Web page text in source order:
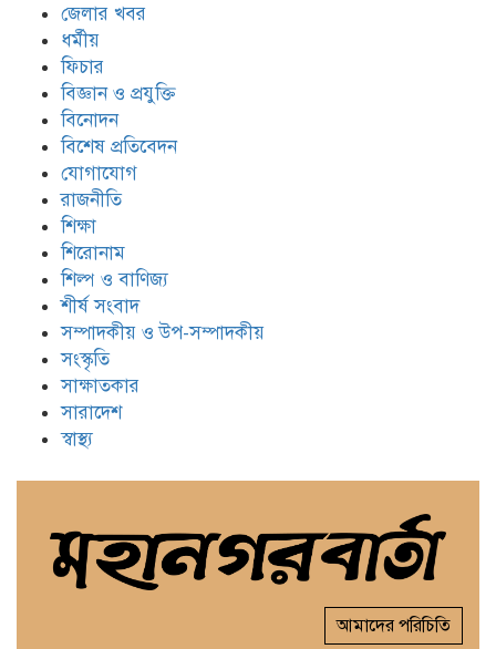
জেলার খবর
ধর্মীয়
ফিচার
বিজ্ঞান ও প্রযুক্তি
বিনোদন
বিশেষ প্রতিবেদন
যোগাযোগ
রাজনীতি
শিক্ষা
শিরোনাম
শিল্প ও বাণিজ্য
শীর্ষ সংবাদ
সম্পাদকীয় ও উপ-সম্পাদকীয়
সংস্কৃতি
সাক্ষাতকার
সারাদেশ
স্বাস্থ্য
আমাদের পরিচিতি